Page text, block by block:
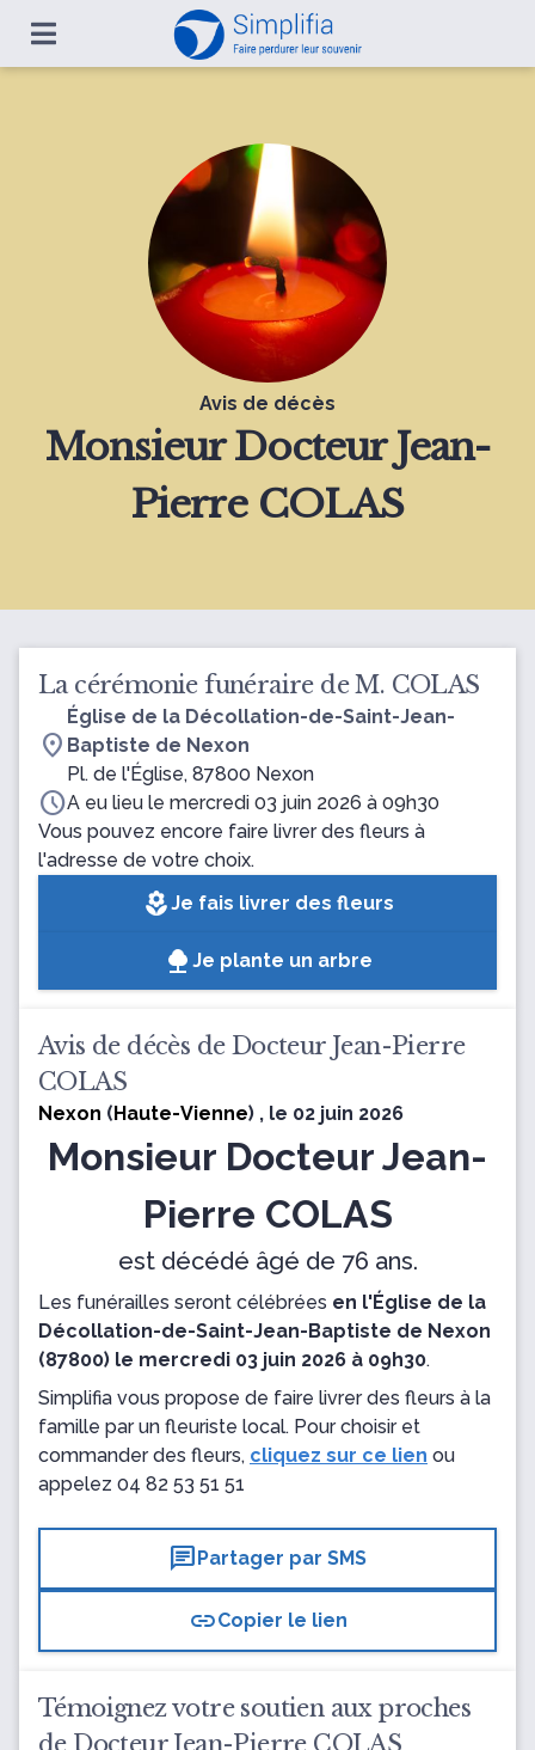
Avis de décès
MonsieurDocteur Jean-
Pierre COLAS
La cérémonie funéraire de M. COLAS
location_on
Église de la Décollation-de-Saint-Jean-
Baptiste de Nexon
Pl. de l'Église, 87800 Nexon
scheduleA eu lieu le mercredi 03 juin 2026 à 09h30
Vous pouvez encore faire livrer des fleurs à
l'adresse de votre choix.
local_floristJe fais livrer des fleurs
Je plante un arbre
Avis de décès de Docteur Jean-Pierre
COLAS
Nexon (Haute-Vienne) , le 02 juin 2026
Monsieur Docteur Jean-
Pierre COLAS
est décédé âgé de 76 ans.
Les funérailles seront célébrées en l'Église de la
Décollation-de-Saint-Jean-Baptiste de Nexon
(87800) le mercredi 03 juin 2026 à 09h30.
Simplifia vous propose de faire livrer des fleurs à la
famille par un fleuriste local. Pour choisir et
commander des fleurs, cliquez sur ce lien ou
appelez 04 82 53 51 51
chatPartager par SMS
linkCopier le lien
Témoignez votre soutien aux proches
de Docteur Jean-Pierre COLAS